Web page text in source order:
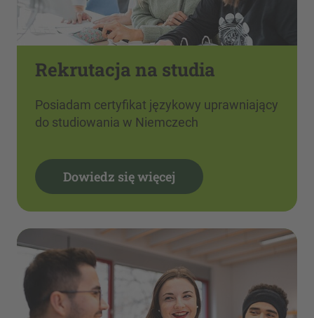
Rekrutacja na studia
Posiadam certyfikat językowy uprawniający
do studiowania w Niemczech
Dowiedz się więcej